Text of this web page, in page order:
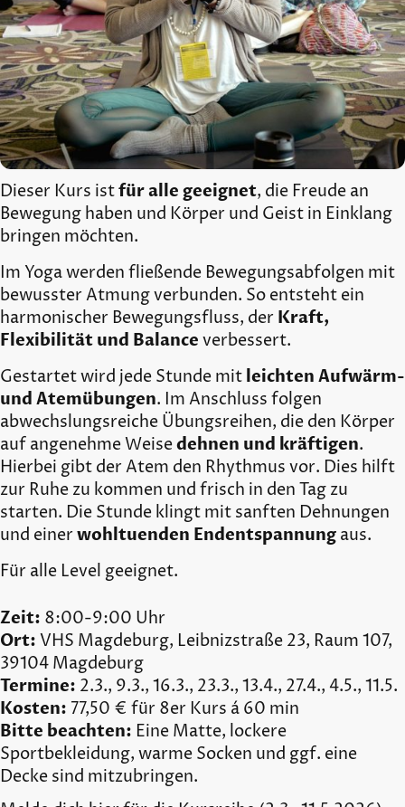
Dieser Kurs istfür alle geeignet, die Freude an
Bewegung haben und Körper und Geist in Einklang
bringen möchten.
Im Yoga werden fließende Bewegungsabfolgen mit
bewusster Atmung verbunden. So entsteht ein
harmonischer Bewegungsfluss, der Kraft,
Flexibilität und Balance verbessert.
Gestartet wird jede Stunde mit leichten Aufwärm-
und Atemübungen. Im Anschluss folgen
abwechslungsreiche Übungsreihen, die den Körper
auf angenehme Weisedehnen und kräftigen.
Hierbei gibt der Atem den Rhythmus vor. Dies hilft
zur Ruhe zu kommen und frisch in den Tag zu
starten. Die Stunde klingt mit sanften Dehnungen
und einerwohltuenden Endentspannung aus.
Für alle Level geeignet.
Zeit: 8:00-9:00 Uhr
Ort: VHS Magdeburg, Leibnizstraße 23, Raum 107,
39104 Magdeburg
Termine: 2.3., 9.3., 16.3., 23.3., 13.4., 27.4., 4.5., 11.5.
Kosten: 77,50 € für 8er Kurs á 60 min
Bitte beachten: Eine Matte, lockere
Sportbekleidung, warme Socken und ggf. eine
Decke sind mitzubringen.